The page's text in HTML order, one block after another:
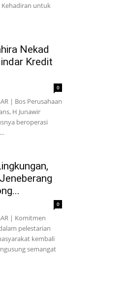
Kehadiran untuk
Nekad
Kredit
0
| Bos Perusahaan
H Junawir
beroperasi
0
| Komitmen
pelestarian
kembali
semangat